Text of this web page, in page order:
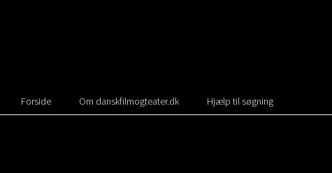
Forside Om danskfilmogteater.dk Hjælp til søgning